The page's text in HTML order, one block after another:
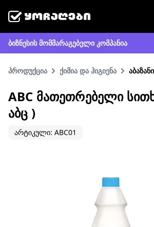
ბიზნესის მომმარაგებელი კომპანია
პროდუქცია ქიმია და ჰიგიენა
ABC ᲛᲐᲗᲔᲗᲠᲔᲑᲔᲚᲘ
ᲐᲑᲪ )
არტიკული: ABC01